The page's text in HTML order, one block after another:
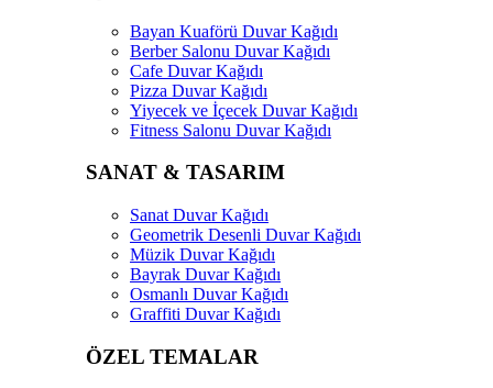
Bayan Kuaförü Duvar Kağıdı
Berber Salonu Duvar Kağıdı
Cafe Duvar Kağıdı
Pizza Duvar Kağıdı
Yiyecek ve İçecek Duvar Kağıdı
Fitness Salonu Duvar Kağıdı
SANAT & TASARIM
Sanat Duvar Kağıdı
Geometrik Desenli Duvar Kağıdı
Müzik Duvar Kağıdı
Bayrak Duvar Kağıdı
Osmanlı Duvar Kağıdı
Graffiti Duvar Kağıdı
ÖZEL TEMALAR